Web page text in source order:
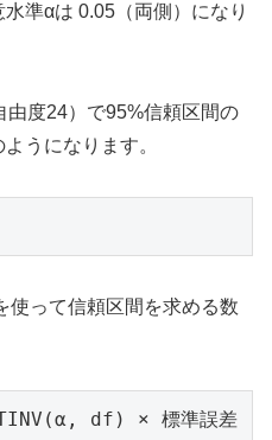
準αは 0.05（両側）になり
由度24）で95%信頼区間の
うになります。
使って信頼区間を求める数
df) × 標準誤差